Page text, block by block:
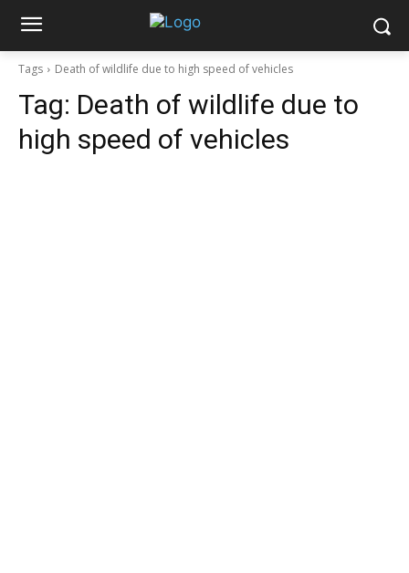
Tags Death of wildlife due to high speed of vehicles
Tag: Death of wildlife due to
high speed of vehicles